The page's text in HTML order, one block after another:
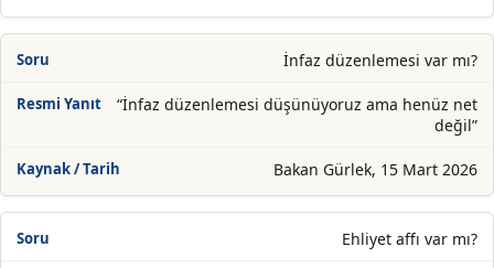
İnfaz düzenlemesi var mı?
“İnfaz düzenlemesi düşünüyoruz ama henüz net
değil”
Bakan Gürlek, 15 Mart 2026
Ehliyet affı var mı?